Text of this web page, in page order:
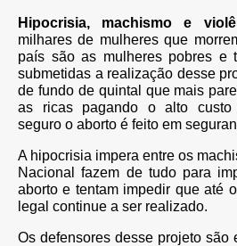
Hipocrisia, machismo e
milhares de mulheres que
país são as mulheres pobres e
submetidas a realização desse
de fundo de quintal que mais
as ricas pagando o alto custo
seguro o aborto é feito em
A hipocrisia impera entre os
Nacional fazem de tudo para
aborto e tentam impedir que até
legal continue a ser realizado.
Os defensores desse projeto são